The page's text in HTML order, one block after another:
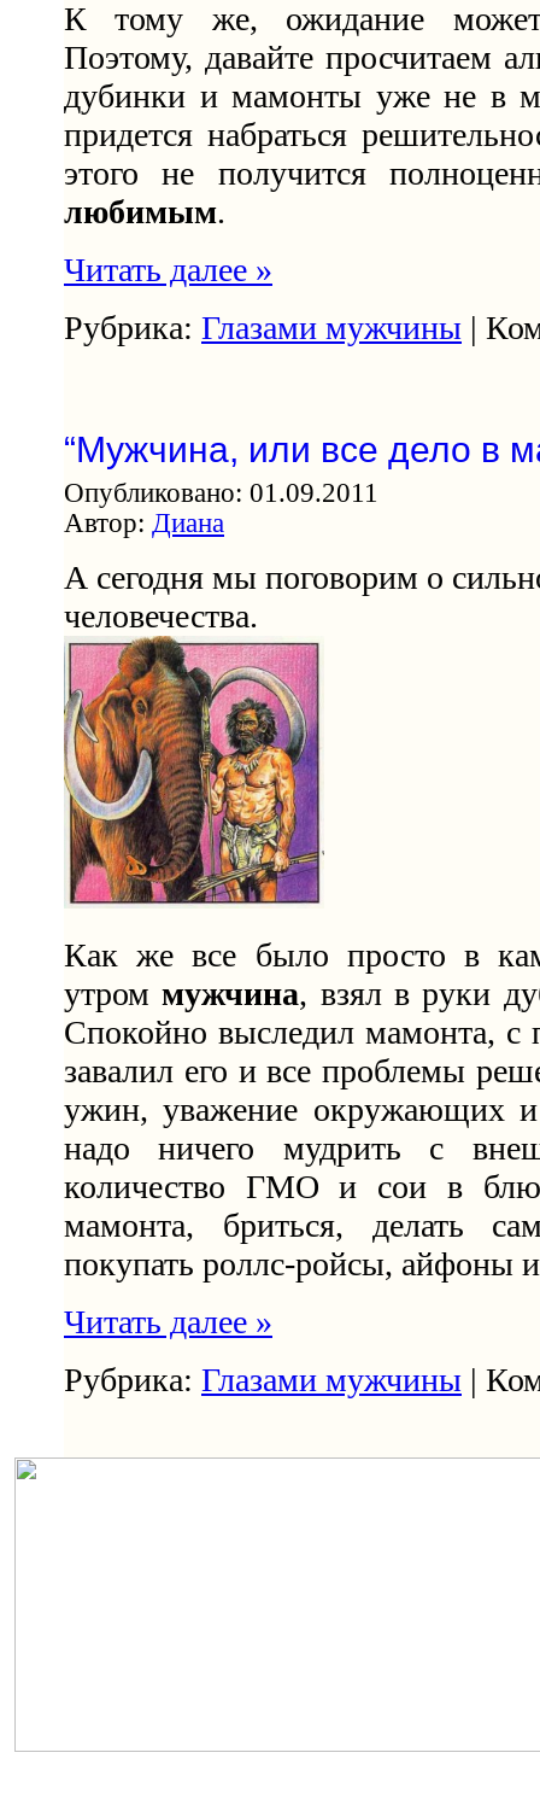
К тому же, ожидание может
Поэтому, давайте просчитаем
дубинки и мамонты уже не в
придется набраться
этого не получится
любимым.
Читать далее »
Рубрика: Глазами мужчины |
“Мужчина, или все дело в
Опубликовано: 01.09.2011
Автор: Диана
А сегодня мы поговорим о
человечества.
Как же все было просто в
утроммужчина, взял в руки
Спокойно выследил мамонта,
завалил его и все проблемы
ужин, уважение окружающих
надо ничего мудрить с
количество ГМО и сои в
мамонта, бриться, делать
покупать роллс-ройсы, айфоны
Читать далее »
Рубрика: Глазами мужчины |